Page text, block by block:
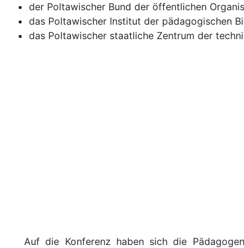
der Poltawischer Bund der öffentlichen
das Poltawischer Institut der pädagogischen
das Poltawischer staatliche Zentrum der
Auf die Konferenz haben sich die